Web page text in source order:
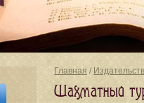
Главная /
Шахматный